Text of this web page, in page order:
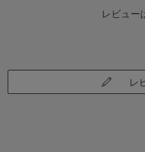
レビュー
レ